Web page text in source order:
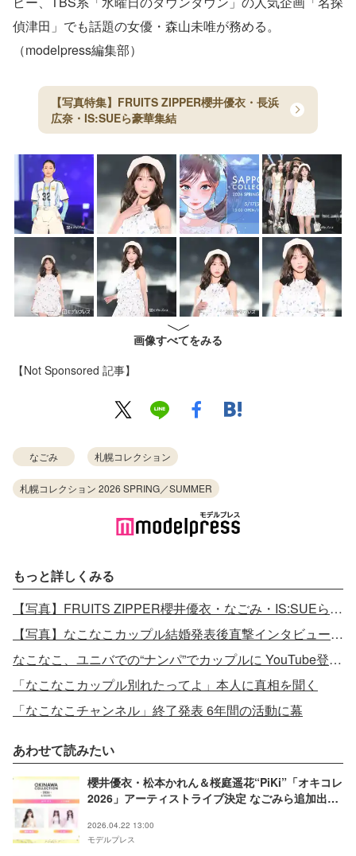
偵津田」でも話題の女優・森山未唯が務める。
（modelpress編集部）
【写真特集】FRUITS ZIPPER櫻井優衣・長浜
広奈・IS:SUEら豪華集結
画像すべてをみる
【Not Sponsored 記事】
なごみ 札幌コレクション
札幌コレクション 2026 SPRING／SUMMER
もっと詳しくみる
【写真】FRUITS ZIPPER櫻井優衣・なごみ・IS:SUEら「サツコレ」集結
【写真】なこなこカップル結婚発表後直撃インタビュー 指輪はハリー・ウィンストン
なこなこ、ユニバでの“ナンパ”でカップルに YouTube登録者数150万人超え＜略歴＞
「なこなこカップル別れたってよ」本人に真相を聞く
「なこなこチャンネル」終了発表 6年間の活動に幕
あわせて読みたい
櫻井優衣・松本かれん＆桜庭遥花“PiKi”「オキコレ
2026」アーティストライブ決定 なごみら追加出演
2026.04.22 13:00
モデルプレス